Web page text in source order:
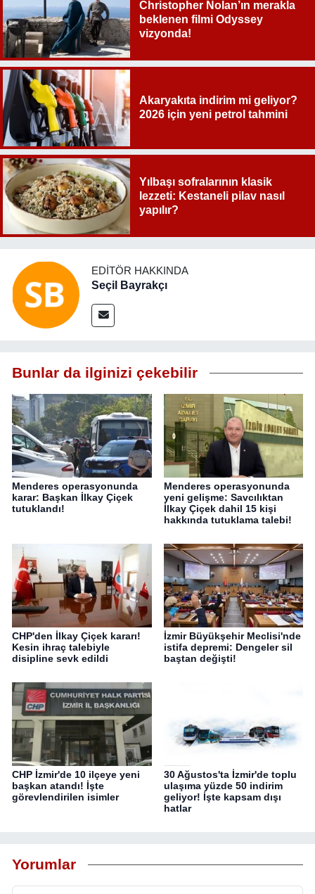
Christopher Nolan’ın merakla
beklenen filmi Odyssey
vizyonda!
Akaryakıta indirim mi geliyor?
2026 için yeni petrol tahmini
Yılbaşı sofralarının klasik
lezzeti: Kestaneli pilav nasıl
yapılır?
EDITÖR HAKKINDA
Seçil Bayrakçı
Bunlar da ilginizi çekebilir
Menderes operasyonunda
karar: Başkan İlkay Çiçek
tutuklandı!
Menderes operasyonunda
yeni gelişme: Savcılıktan
İlkay Çiçek dahil 15 kişi
hakkında tutuklama talebi!
CHP'den İlkay Çiçek kararı!
Kesin ihraç talebiyle
disipline sevk edildi
İzmir Büyükşehir Meclisi'nde
istifa depremi: Dengeler sil
baştan değişti!
CHP İzmir'de 10 ilçeye yeni
başkan atandı! İşte
görevlendirilen isimler
30 Ağustos'ta İzmir'de toplu
ulaşıma yüzde 50 indirim
geliyor! İşte kapsam dışı
hatlar
Yorumlar